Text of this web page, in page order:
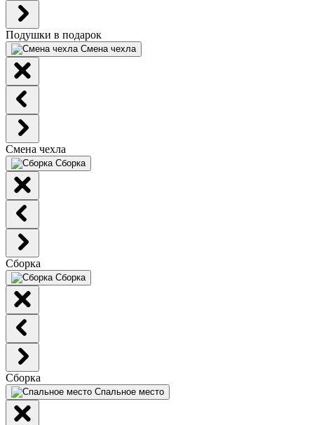
Подушки в подарок
Смена чехла
Смена чехла
Сборка
Сборка
Сборка
Сборка
Спальное место